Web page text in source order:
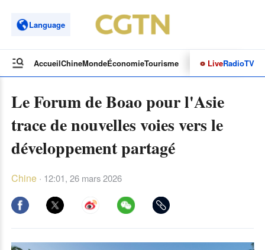
Language
AccueilChineMondeÉconomieTourismeCulture&SportOpinions
LiveRadioTV
Le Forum de Boao pour l'Asie
trace de nouvelles voies vers le
développement partagé
Chine· 12:01, 26 mars 2026